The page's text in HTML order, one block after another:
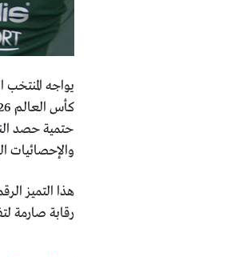
​يواجه المنتخب
حتمية حصد
والإحصائيات
​هذا التميز
رقابة صارمة